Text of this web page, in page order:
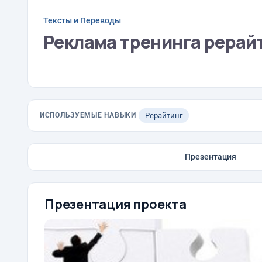
Тексты и Переводы
Реклама тренинга
ИСПОЛЬЗУЕМЫЕ НАВЫКИ Рерайтинг
Презентация
Презентация проекта